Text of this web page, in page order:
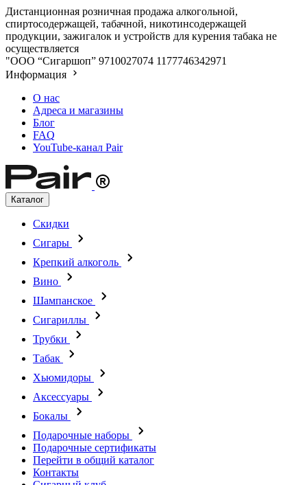
Дистанционная розничная продажа алкогольной,
спиртосодержащей, табачной, никотинсодержащей
продукции, зажигалок и устройств для курения табака не
осуществляется
"ООО “Сигаршоп” 9710027074 1177746342971
Информация
О нас
Адреса и магазины
Блог
FAQ
YouTube-канал Pair
Каталог
Скидки
Сигары
Крепкий алкоголь
Вино
Шампанское
Сигариллы
Трубки
Табак
Хьюмидоры
Аксессуары
Бокалы
Подарочные наборы
Подарочные сертификаты
Перейти в общий каталог
Контакты